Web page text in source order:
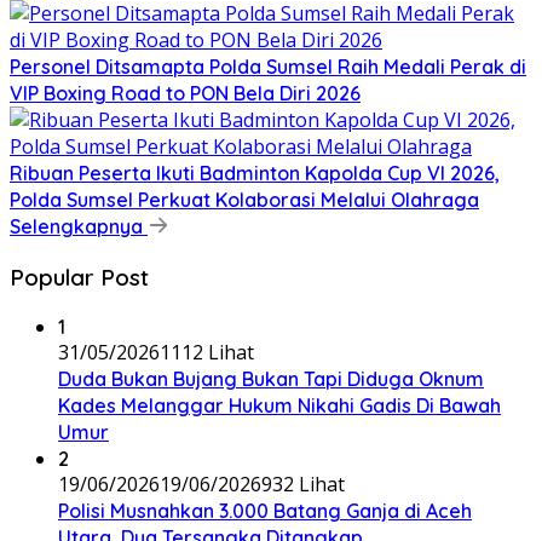
Personel Ditsamapta Polda Sumsel Raih Medali Perak di
VIP Boxing Road to PON Bela Diri 2026
Ribuan Peserta Ikuti Badminton Kapolda Cup VI 2026,
Polda Sumsel Perkuat Kolaborasi Melalui Olahraga
Selengkapnya
Popular Post
1
31/05/20261112 Lihat
Duda Bukan Bujang Bukan Tapi Diduga Oknum
Kades Melanggar Hukum Nikahi Gadis Di Bawah
Umur
2
19/06/202619/06/2026932 Lihat
Polisi Musnahkan 3.000 Batang Ganja di Aceh